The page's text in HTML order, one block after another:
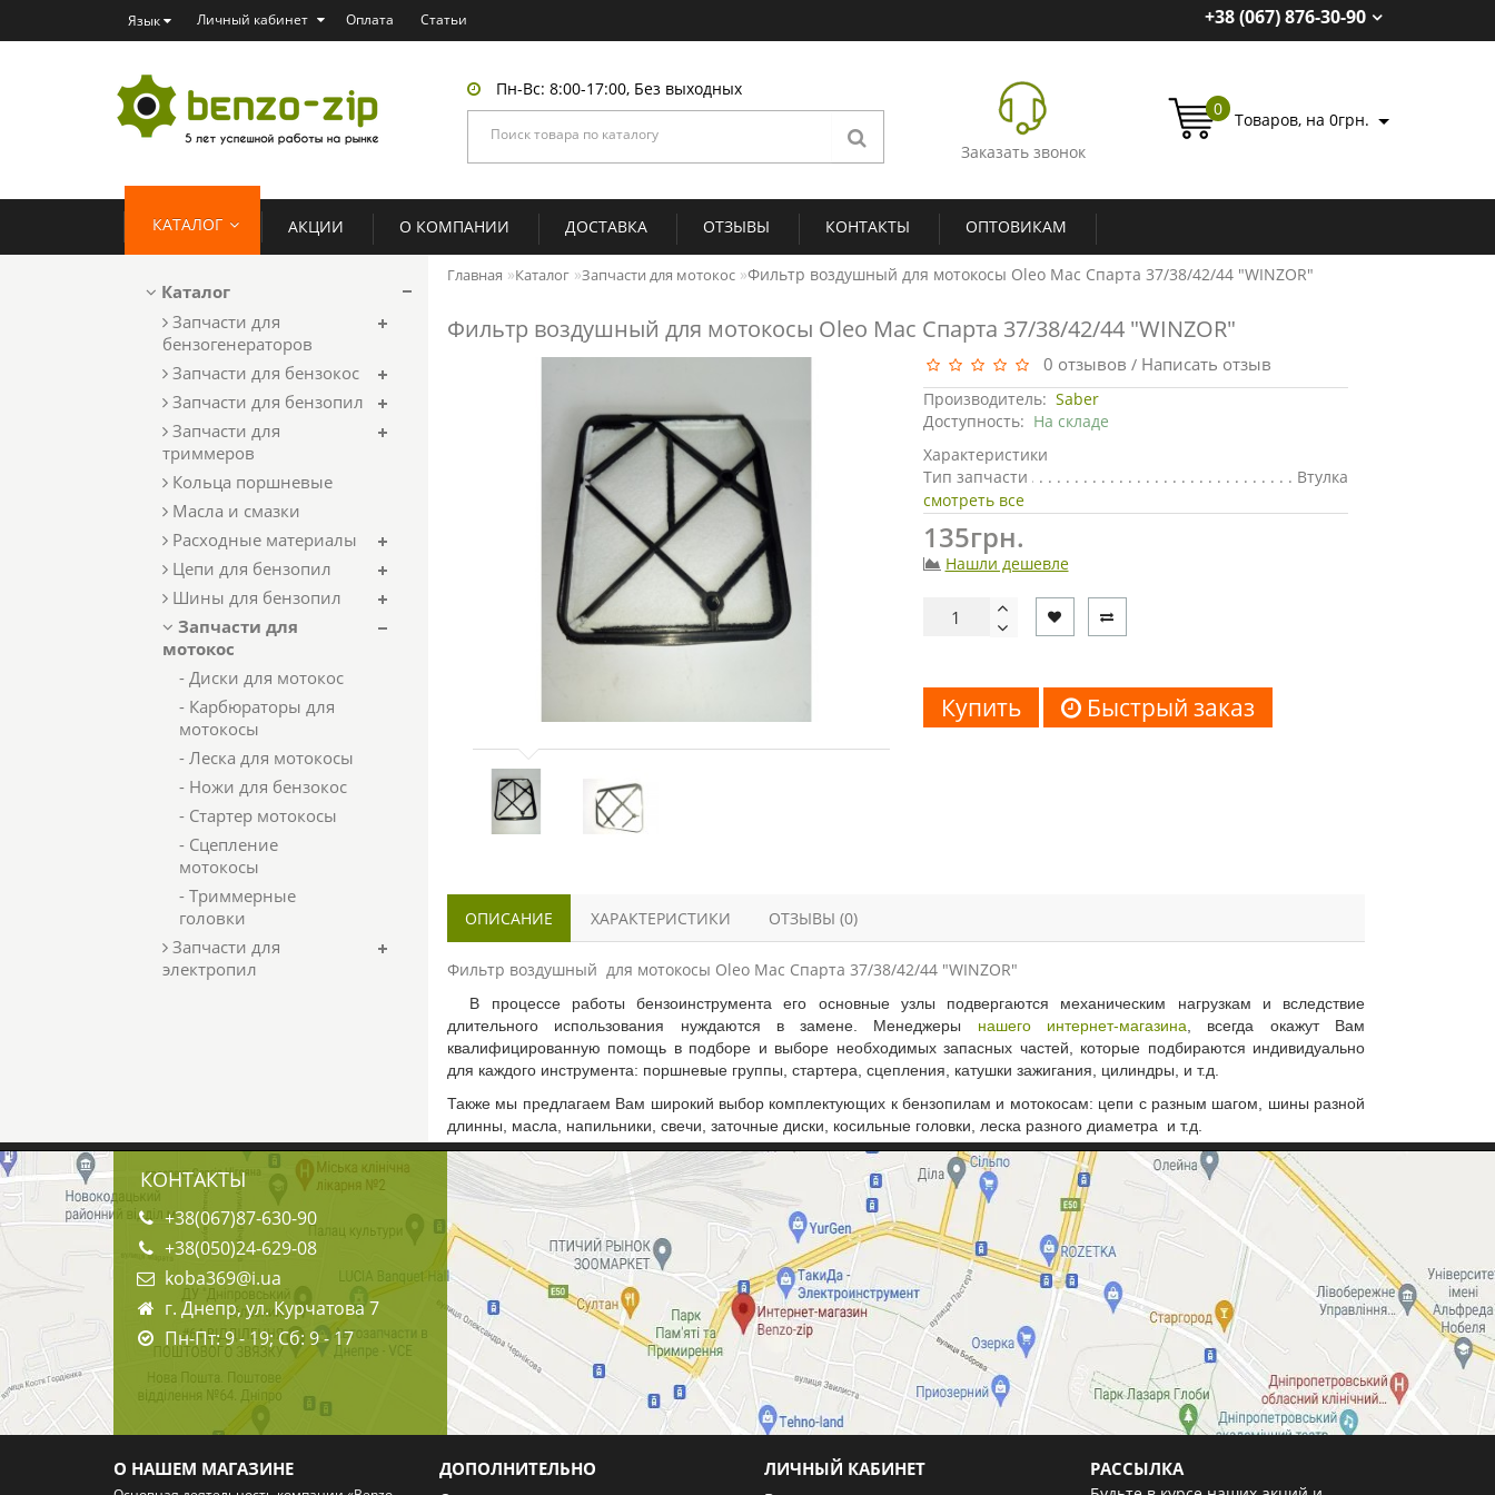
Язык Личный кабинет Оплата Статьи +38 (067) 876-30-90
Пн-Вс: 8:00-17:00, Без выходных
Заказать звонок
0
Товаров, на 0грн.
КАТАЛОГ АКЦИИ О КОМПАНИИ ДОСТАВКА ОТЗЫВЫ КОНТАКТЫ ОПТОВИКАМ
Каталог
Запчасти для
бензогенераторов
Запчасти для бензокос
Запчасти для бензопил
Запчасти для
триммеров
Кольца поршневые
Масла и смазки
Расходные материалы
Цепи для бензопил
Шины для бензопил
Запчасти для
мотокос
- Диски для мотокос
- Карбюраторы для
мотокосы
- Леска для мотокосы
- Ножи для бензокос
- Стартер мотокосы
- Сцепление
мотокосы
- Триммерные
головки
Запчасти для
электропил
Главная Каталог Запчасти для мотокос Фильтр воздушный для мотокосы Oleo Mac Спарта 37/38/42/44 "WINZOR"
Фильтр воздушный для мотокосы Oleo Mac Спарта 37/38/42/44 "WINZOR"
0 отзывов / Написать отзыв
Производитель: Saber
Доступность: На складе
Характеристики
Тип запчасти
Втулка
смотреть все
135грн.
Нашли дешевле
Купить Быстрый заказ
ОПИСАНИЕ ХАРАКТЕРИСТИКИ ОТЗЫВЫ (0)
Фильтр воздушный для мотокосы Oleo Mac Спарта 37/38/42/44 "WINZOR"
В процессе работы бензоинструмента его основные узлы подвергаются механическим нагрузкам и вследствие
длительного использования нуждаются в замене. Менеджеры нашего интернет-магазина , всегда окажут Вам
квалифицированную помощь в подборе и выборе необходимых запасных частей, которые подбираются индивидуально
для каждого инструмента: поршневые группы, стартера, сцепления, катушки зажигания, цилиндры, и т.д.
Также мы предлагаем Вам широкий выбор комплектующих к бензопилам и мотокосам: цепи с разным шагом, шины разной
длинны, масла, напильники, свечи, заточные диски, косильные головки, леска разного диаметра и т.д.
КОНТАКТЫ
+38(067)87-630-90
+38(050)24-629-08
koba369@i.ua
г. Днепр, ул. Курчатова 7
Пн-Пт: 9 - 19; Сб: 9 - 17
О НАШЕМ МАГАЗИНЕ ДОПОЛНИТЕЛЬНО ЛИЧНЫЙ КАБИНЕТ РАССЫЛКА